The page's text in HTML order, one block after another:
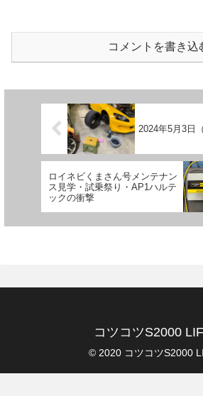
コメントを書き込
2024年5月3日
ロイネビくまさん号メンテナン
ス見学・試乗祭り・AP1ハルテ
ックの衝撃
コツコツS2000
© 2020 コツコツS2000